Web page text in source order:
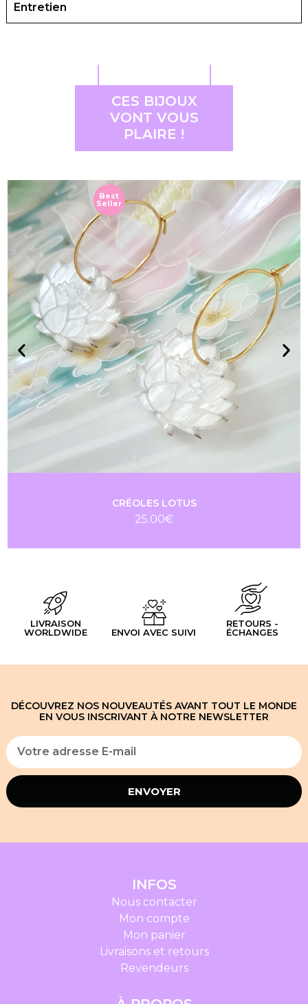
Entretien
CES BIJOUX
VONT VOUS
PLAIRE !
CRÉOLES LOTUS
25.00€
Best
Seller
LIVRAISON
WORLDWIDE
ENVOI AVEC SUIVI
RETOURS -
ÉCHANGES
DÉCOUVREZ NOS NOUVEAUTÉS AVANT TOUT LE MONDE
EN VOUS INSCRIVANT À NOTRE NEWSLETTER
ENVOYER
INFOS
Nous contacter
Mon compte
Mon panier
Livraisons et retours
Revendeurs